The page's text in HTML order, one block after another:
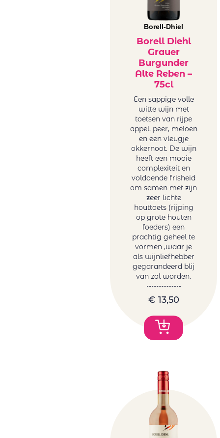
Borell-Dhiel
Borell Diehl
Grauer
Burgunder
Alte Reben –
75cl
Een sappige volle
witte wijn met
toetsen van rijpe
appel, peer, meloen
en een vleugje
okkernoot. De wijn
heeft een mooie
complexiteit en
voldoende frisheid
om samen met zijn
zeer lichte
houttoets (rijping
op grote houten
foeders) een
prachtig geheel te
vormen ,waar je
als wijnliefhebber
gegarandeerd blij
van zal worden.
€ 13,50